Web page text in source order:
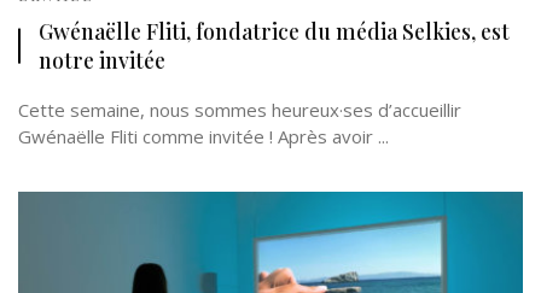
Gwénaëlle Fliti, fondatrice du média Selkies, est
notre invitée
Cette semaine, nous sommes heureux·ses d’accueillir
Gwénaëlle Fliti comme invitée ! Après avoir ...